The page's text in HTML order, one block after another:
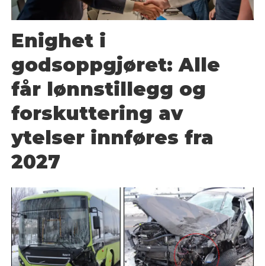
Enighet i
godsoppgjøret: Alle
får lønnstillegg og
forskuttering av
ytelser innføres fra
2027